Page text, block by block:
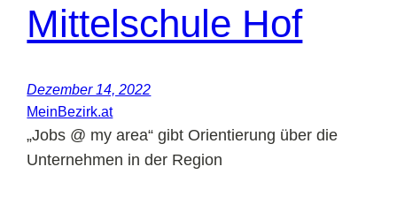
Mittelschule Hof
Dezember 14, 2022
MeinBezirk.at
„Jobs @ my area“ gibt Orientierung über die
Unternehmen in der Region